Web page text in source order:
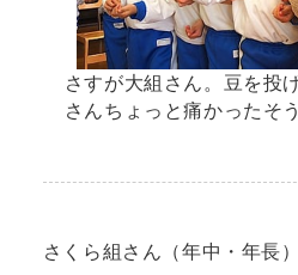
さすが大組さん。豆を投
さんちょっと痛かったそ
さくら組さん（年中・年長）